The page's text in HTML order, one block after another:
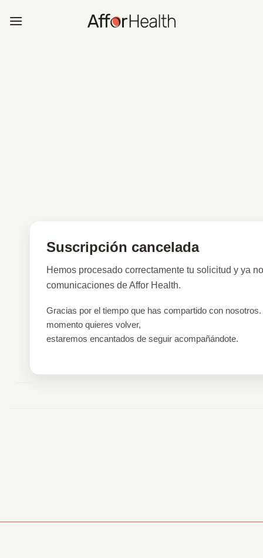
Suscripción cancelada
Hemos procesado correctamente tu solicitud y ya
comunicaciones de Affor Health.
Gracias por el tiempo que has compartido con nosotros.
momento quieres volver,
estaremos encantados de seguir acompañándote.